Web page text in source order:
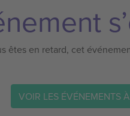
êtes en retard, cet
VOIR LES ÉVÉNEMENTS